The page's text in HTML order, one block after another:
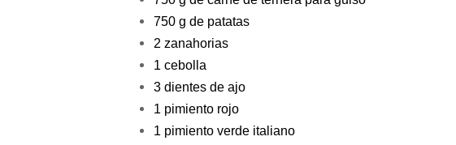
750 g de patatas
2 zanahorias
1 cebolla
3 dientes de ajo
1 pimiento rojo
1 pimiento verde italiano